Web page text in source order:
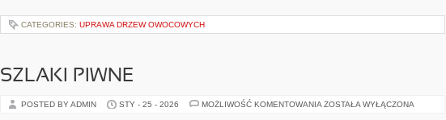
CATEGORIES: UPRAWA DRZEW OWOCOWYCH
SZLAKI PIWNE
POSTED BY ADMIN STY - 25 - 2026 MOŻLIWOŚĆ KOMENTOWANIA SZLAKI
ZOSTAŁA WYŁĄCZONA